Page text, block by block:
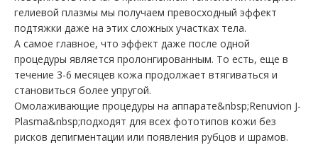
гелиевой плазмы мы получаем превосходный эффект
подтяжки даже на этих сложных участках тела.
А самое главное, что эффект даже после одной
процедуры является пролонгированным. То есть, еще в
течение 3-6 месяцев кожа продолжает втягиваться и
становиться более упругой.
Омолаживающие процедуры на аппарате&nbsp;Renuvion J-
Plasma&nbsp;подходят для всех фототипов кожи без
рисков депигментации или появления рубцов и шрамов.